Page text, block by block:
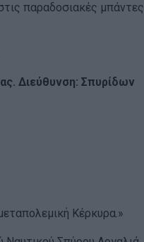
παραδοσιακές µπάντες
Διεύθυνση: Σπυρίδων
Κέρκυρα.»